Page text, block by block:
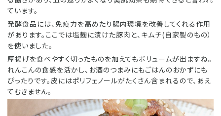
ています。
発酵食品には、免疫力を高めたり腸内環境を改善してくれる作用
があります。ここでは塩麹に漬けた豚肉と、キムチ(自家製のもの）
を使いました。
厚揚げを食べやすく切ったものを加えてもボリュームが出ますね。
れんこんの食感を活かし、お酒のつまみにもごはんのおかずにも
ぴったりです。皮にはポリフェノールがたくさん含まれるので、あえ
てむきません。